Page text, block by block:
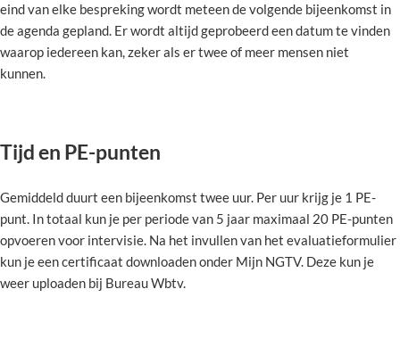
eind van elke bespreking wordt meteen de volgende bijeenkomst in
de agenda gepland. Er wordt altijd geprobeerd een datum te vinden
waarop iedereen kan, zeker als er twee of meer mensen niet
kunnen.
Tijd en PE-punten
Gemiddeld duurt een bijeenkomst twee uur. Per uur krijg je 1 PE-
punt. In totaal kun je per periode van 5 jaar maximaal 20 PE-punten
opvoeren voor intervisie. Na het invullen van het evaluatieformulier
kun je een certificaat downloaden onder Mijn NGTV. Deze kun je
weer uploaden bij Bureau Wbtv.